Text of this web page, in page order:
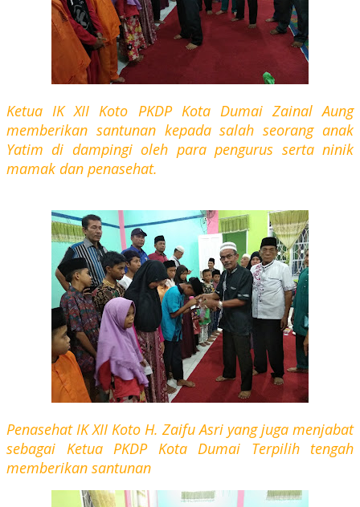
Ketua IK XII Koto PKDP Kota Dumai Zainal Aung
memberikan santunan kepada salah seorang anak
Yatim di dampingi oleh para pengurus serta ninik
mamak dan penasehat.
Penasehat IK XII Koto H. Zaifu Asri yang juga menjabat
sebagai Ketua PKDP Kota Dumai Terpilih tengah
memberikan santunan